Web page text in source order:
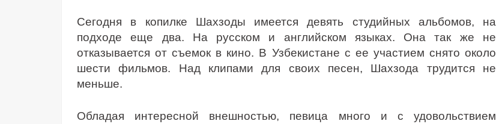
Сегодня в копилке Шахзоды имеется девять студийных альбомов, на
подходе еще два. На русском и английском языках. Она так же не
отказывается от съемок в кино. В Узбекистане с ее участием снято около
шести фильмов. Над клипами для своих песен, Шахзода трудится не
меньше.
Обладая интересной внешностью, певица много и с удовольствием